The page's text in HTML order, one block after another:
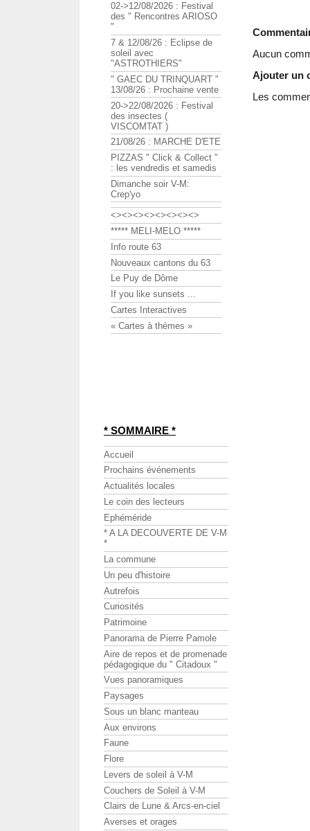
Aucun
Ajouter un
Les
02->12/08/2026 : Festival
des " Rencontres ARIOSO
"
7 & 12/08/26 : Eclipse de
soleil avec
"ASTROTHIERS"
" GAEC DU TRINQUART "
13/08/26 : Prochaine vente
20->22/08/2026 : Festival
des insectes (
VISCOMTAT )
21/08/26 : MARCHE D'ETE
PIZZAS " Click & Collect "
: les vendredis et samedis
Dimanche soir V-M:
Crep'yo
<><><><><><><><>
***** MELI-MELO *****
Info route 63
Nouveaux cantons du 63
Le Puy de Dôme
If you like sunsets ...
Cartes Interactives
« Cartes à thèmes »
* SOMMAIRE *
Accueil
Prochains événements
Actualités locales
Le coin des lecteurs
Ephéméride
* A LA DECOUVERTE DE V-M
*
La commune
Un peu d'histoire
Autrefois
Curiosités
Patrimoine
Panorama de Pierre Pamole
Aire de repos et de promenade
pédagogique du " Citadoux "
Vues panoramiques
Paysages
Sous un blanc manteau
Aux environs
Faune
Flore
Levers de soleil à V-M
Couchers de Soleil à V-M
Clairs de Lune & Arcs-en-ciel
Averses et orages